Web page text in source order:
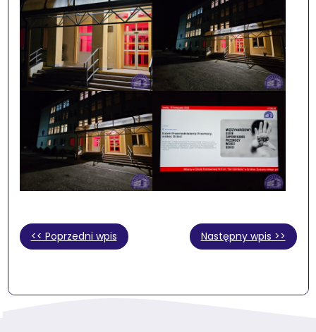
<< Poprzedni wpis Następny wpis >>